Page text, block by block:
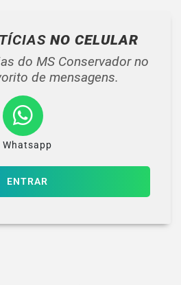
NO CELULAR
do MS Conservador no
de mensagens.
Whatsapp
ENTRAR